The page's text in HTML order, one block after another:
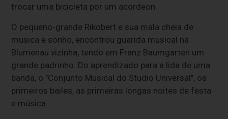
trocar uma bicicleta por um acordeon.
O pequeno-grande Rikobert e sua mala cheia de
musica e sonho, encontrou guarida musical na
Blumenau vizinha, tendo em Franz Baumgarten um
grande padrinho. Do aprendizado para a lida de uma
banda, o "Conjunto Musical do Studio Universal", os
primeiros bailes, as primeiras longas noites de festa
e música.